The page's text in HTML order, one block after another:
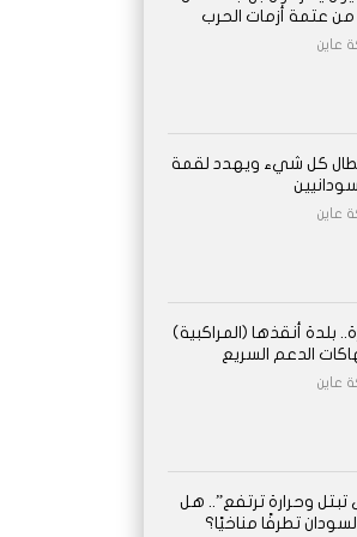
من عتمة أزمات الحرب
عاين
يطال كل شيء ويهدد لقمة
عاين
بلدة أنقذها (المراكبية)
الدعم السريع
عاين
تبتل وحرارة ترتفع”.. هل
تطرفًا مناخيًا؟